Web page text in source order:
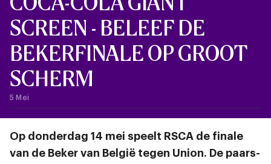
SCREEN - BELEEF DE
BEKERFINALE OP GROOT
SCHERM
5 Mei
Op donderdag 14 mei speelt RSCA de finale
van de Beker van België tegen Union. De paars-